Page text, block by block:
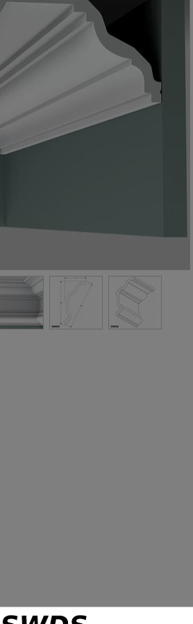
Gevellijsten
Schilderij ophangsysteem